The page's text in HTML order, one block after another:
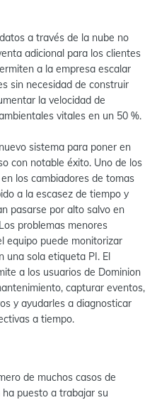
a través de la nube no
adicional para los clientes
a la empresa escalar
sin necesidad de construir
la velocidad de
vitales en un 50 %.
sistema para poner en
con notable éxito. Uno de los
los cambiadores de tomas
a la escasez de tiempo y
pasarse por alto salvo en
problemas menores
equipo puede monitorizar
una sola etiqueta PI. El
a los usuarios de Dominion
capturar eventos,
y ayudarles a diagnosticar
a tiempo.
de muchos casos de
puesto a trabajar su